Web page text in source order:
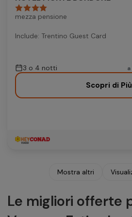
mezza pensione
Include: Trentino Guest Card
3 o 4 notti
Scopri di Più
Mostra altri
Le migliori offerte